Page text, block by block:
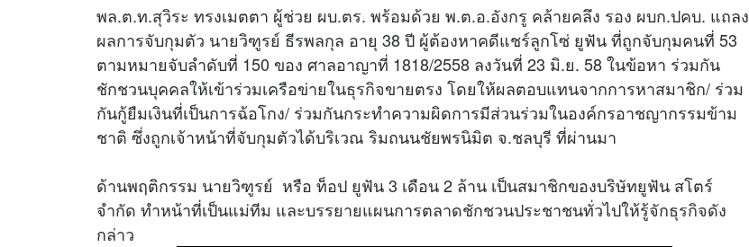
พล.ต.ท.สุวิระ ทรงเมตตา ผู้ช่วย ผบ.ตร. พร้อมด้วย พ.ต.อ.อังกรู คล้ายคลึง รอง ผบก.ปคบ. แถลง
ผลการจับกุมตัว นายวิฑูรย์ ธีรพลกุล อายุ 38 ปี ผู้ต้องหาคดีแชร์ลูกโซ่ ยูฟัน ที่ถูกจับกุมคนที่ 53
ตามหมายจับลำดับที่ 150 ของ ศาลอาญาที่ 1818/2558 ลงวันที่ 23 มิ.ย. 58 ในข้อหา ร่วมกัน
ชักชวนบุคคลให้เข้าร่วมเครือข่ายในธุรกิจขายตรง โดยให้ผลตอบแทนจากการหาสมาชิก/ ร่วม
กันกู้ยืมเงินที่เป็นการฉ้อโกง/ ร่วมกันกระทำความผิดการมีส่วนร่วมในองค์กรอาชญากรรมข้าม
ชาติ ซึ่งถูกเจ้าหน้าที่จับกุมตัวได้บริเวณ ริมถนนชัยพรนิมิต จ.ชลบุรี ที่ผ่านมา
ด้านพฤติกรรม นายวิฑูรย์ หรือ ท็อป ยูฟัน 3 เดือน 2 ล้าน เป็นสมาชิกของบริษัทยูฟัน สโตร์
จำกัด ทำหน้าที่เป็นแม่ทีม และบรรยายแผนการตลาดชักชวนประชาชนทั่วไปให้รู้จักธุรกิจดัง
กล่าว